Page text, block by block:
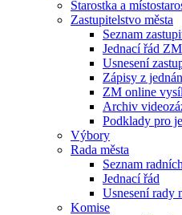
Starostka a
Zastupitelstvo města
Seznam
Jednací řád ZM
Usnesení
Zápisy z
ZM online
Archiv
Podklady pro
Výbory
Rada města
Seznam radních
Jednací řád
Usnesení rady
Komise